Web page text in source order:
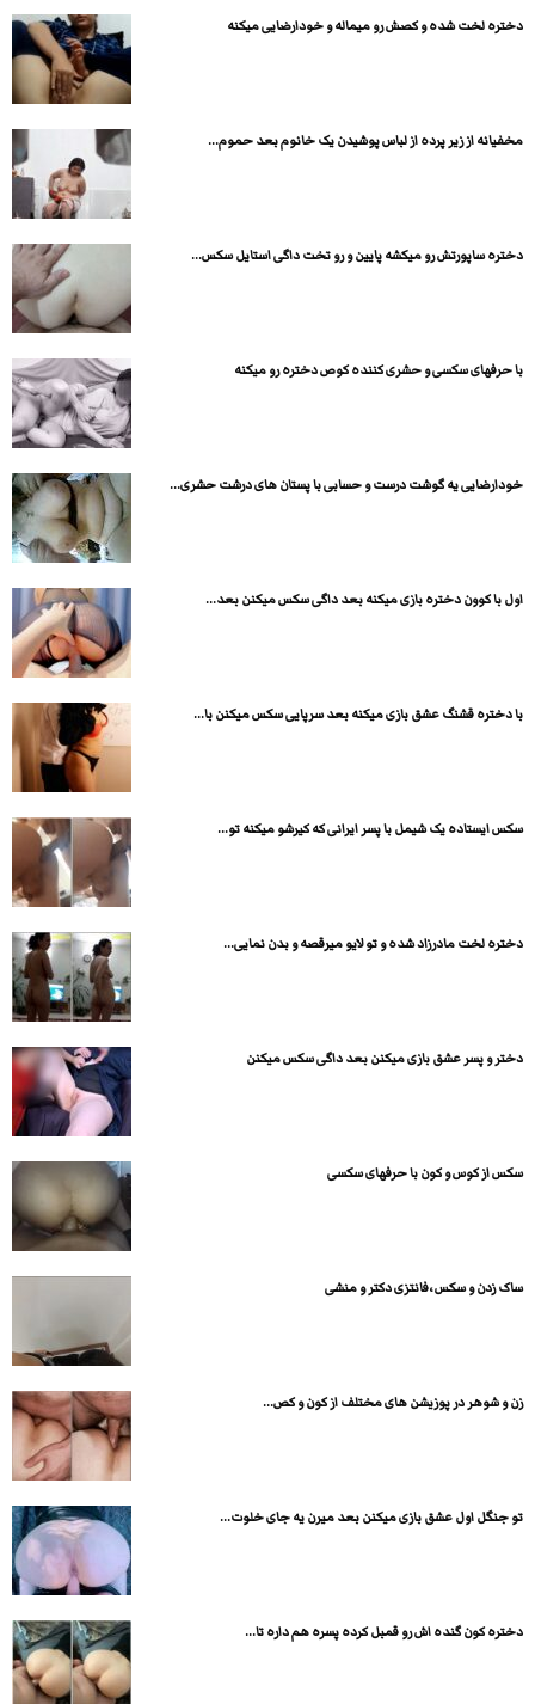
دختره لخت شده و کصش رو میماله و خودارضایی میکنه
مخفیانه از زیر پرده از لباس پوشیدن یک خانوم بعد حموم...
دختره ساپورتش رو میکشه پایین و رو تخت داگی استایل سکس...
با حرفهای سکسی و حشری کننده کوص دختره رو میکنه
خودارضایی یه گوشت درست و حسابی با پستان های درشت حشری...
اول با کوون دختره بازی میکنه بعد داگی سکس میکنن بعد...
با دختره قشنگ عشق بازی میکنه بعد سرپایی سکس میکنن با...
سکس ایستاده یک شیمل با پسر ایرانی که کیرشو میکنه تو...
دختره لخت مادرزاد شده و تو لایو میرقصه و بدن نمایی...
دختر و پسر عشق بازی میکنن بعد داگی سکس میکنن
سکس از کوس و کون با حرفهای سکسی
ساک زدن و سکس ،فانتزی دکتر و منشی
زن و شوهر در پوزیشن های مختلف از کون و کص...
تو جنگل اول عشق بازی میکنن بعد میرن یه جای خلوت...
دختره کون گنده اش رو قمبل کرده پسره هم داره تا...